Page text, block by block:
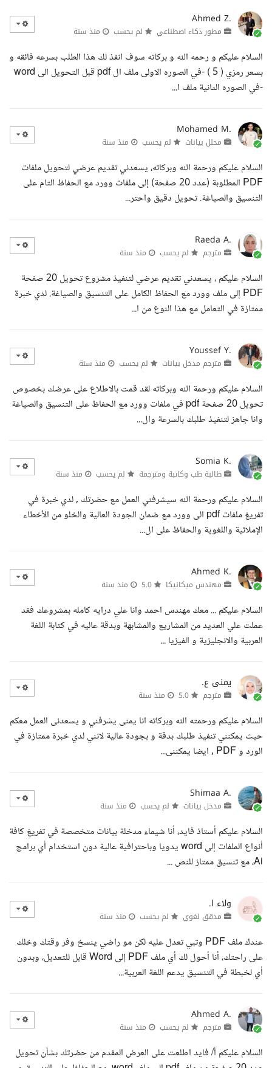
Ahmed Z.
مطور ذكاء اصطناعي لم يحسب منذ سنة
السلام عليكم و رحمه الله و بركاته سوف انفذ لك هذا الطلب بسرعه فائقه و
بسعر رمزي ( 5 ) -في الصوره الاولى ملف ال pdf قبل التحويل الى word
-في الصوره الثانية ملف ا...
Mohamed M.
محلل بيانات لم يحسب منذ سنة
السلام عليكم ورحمة الله وبركاته، يسعدني تقديم عرضي لتحويل ملفات
PDF المطلوبة (عدد 20 صفحة) إلى ملفات وورد مع الحفاظ التام على
التنسيق والصياغة. تحويل دقيق واحتر...
Raeda A.
مترجم لم يحسب منذ سنة
السلام عليكم ، يسعدني تقديم عرضي لتنفيذ مشروع تحويل 20 صفحة
PDF إلى ملف وورد مع الحفاظ الكامل على التنسيق والصياغة. لدي خبرة
ممتازة في التعامل مع هذا النوع من ا...
Youssef Y.
مترجم مدخل بيانات لم يحسب منذ سنة
السلام عليكم ورحمة الله وبركاته لقد قمت بالاطلاع على عرضك بخصوص
تحويل 20 صفحة pdf في ملفات وورد مع الحفاظ على التنسيق والصياغة
وانا جاهز لتنفيذ طلبك بالسرعة وال...
Somia K.
طالبة طب وكاتبة ومترجمة لم يحسب منذ سنة
السلام عليكم ورحمة الله سيشرفني العمل مع حضرتك , لدي خبرة في
تفريغ ملفات pdf الى وورد مع ضمان الجودة العالية والخلو من الأخطاء
الإملائية واللغوية والحفاظ على ال...
Ahmed K.
مهندس ميكانيكا منذ سنة
السلام عليكم ... معك مهندس احمد وانا علي درايه كامله بمشروعك فقد
عملت علي العديد من المشاريع والمشابهة وبدقة عاليه في كتابة اللغة
العربية والانجليزية و الفيزيا ...
يمنى ع.
مترجم منذ سنة
السلام عليكم ورحمته الله وبركاته انا يمنى يشرفني و يسعدنى العمل معكم
حيث يمكنني تنفيذ طلبك بدقة و بجودة عالية لانني لدي خبرة ممتازة في
الورد و PDF , ايضا يمكننى...
Shimaa A.
مدخل بيانات لم يحسب منذ سنة
السلام عليكم أستاذ فايد، أنا شيماء مدخلة بيانات متخصصة في تفريغ كافة
أنواع الملفات إلى word يدويا وباحترافية عالية دون استخدام أي برامج
Ai، مع تنسيق ممتاز للنص ...
ولاء ا.
مدقق لغوي لم يحسب منذ سنة
عندك ملف PDF وتبي تعدل عليه لكن مو راضي ينسخ وفر وقتك وخلك
على راحتك، أنا أحول لك أي ملف PDF إلى Word قابل للتعديل، وبدون
أي لخبطة في التنسيق يدعم اللغة العربية...
Ahmed A.
مترجم لم يحسب منذ سنة
السلام عليكم أ/ فايد اطلعت على العرض المقدم من حضرتك بشأن تحويل